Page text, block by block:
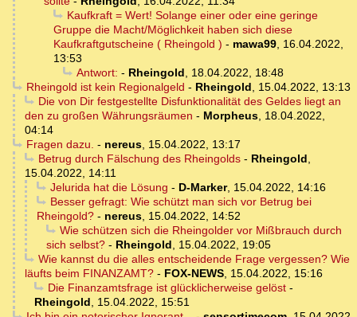
Kaufkraft = Wert! Solange einer oder eine geringe
Gruppe die Macht/Möglichkeit haben sich diese
Kaufkraftgutscheine ( Rheingold ) - mawa99, 16.04.2022,
13:53
Antwort: - Rheingold, 18.04.2022, 18:48
Rheingold ist kein Regionalgeld - Rheingold, 15.04.2022, 13:13
Die von Dir festgestellte Disfunktionalität des Geldes liegt an
den zu großen Währungsräumen - Morpheus, 18.04.2022,
04:14
Fragen dazu. - nereus, 15.04.2022, 13:17
Betrug durch Fälschung des Rheingolds- Rheingold,
15.04.2022, 14:11
Jelurida hat die Lösung - D-Marker, 15.04.2022, 14:16
Besser gefragt: Wie schützt man sich vor Betrug bei
Rheingold? - nereus, 15.04.2022, 14:52
Wie schützen sich die Rheingolder vor Mißbrauch durch
sich selbst? - Rheingold, 15.04.2022, 19:05
Wie kannst du die alles entscheidende Frage vergessen? Wie
läufts beim FINANZAMT? - FOX-NEWS, 15.04.2022, 15:16
Die Finanzamtsfrage ist glücklicherweise gelöst-
Rheingold, 15.04.2022, 15:51